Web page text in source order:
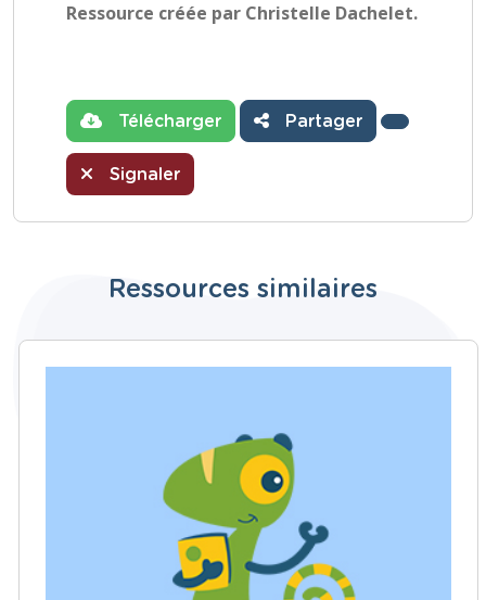
Ressource créée par Christelle Dachelet.
Télécharger Partager
Signaler
Ressources similaires